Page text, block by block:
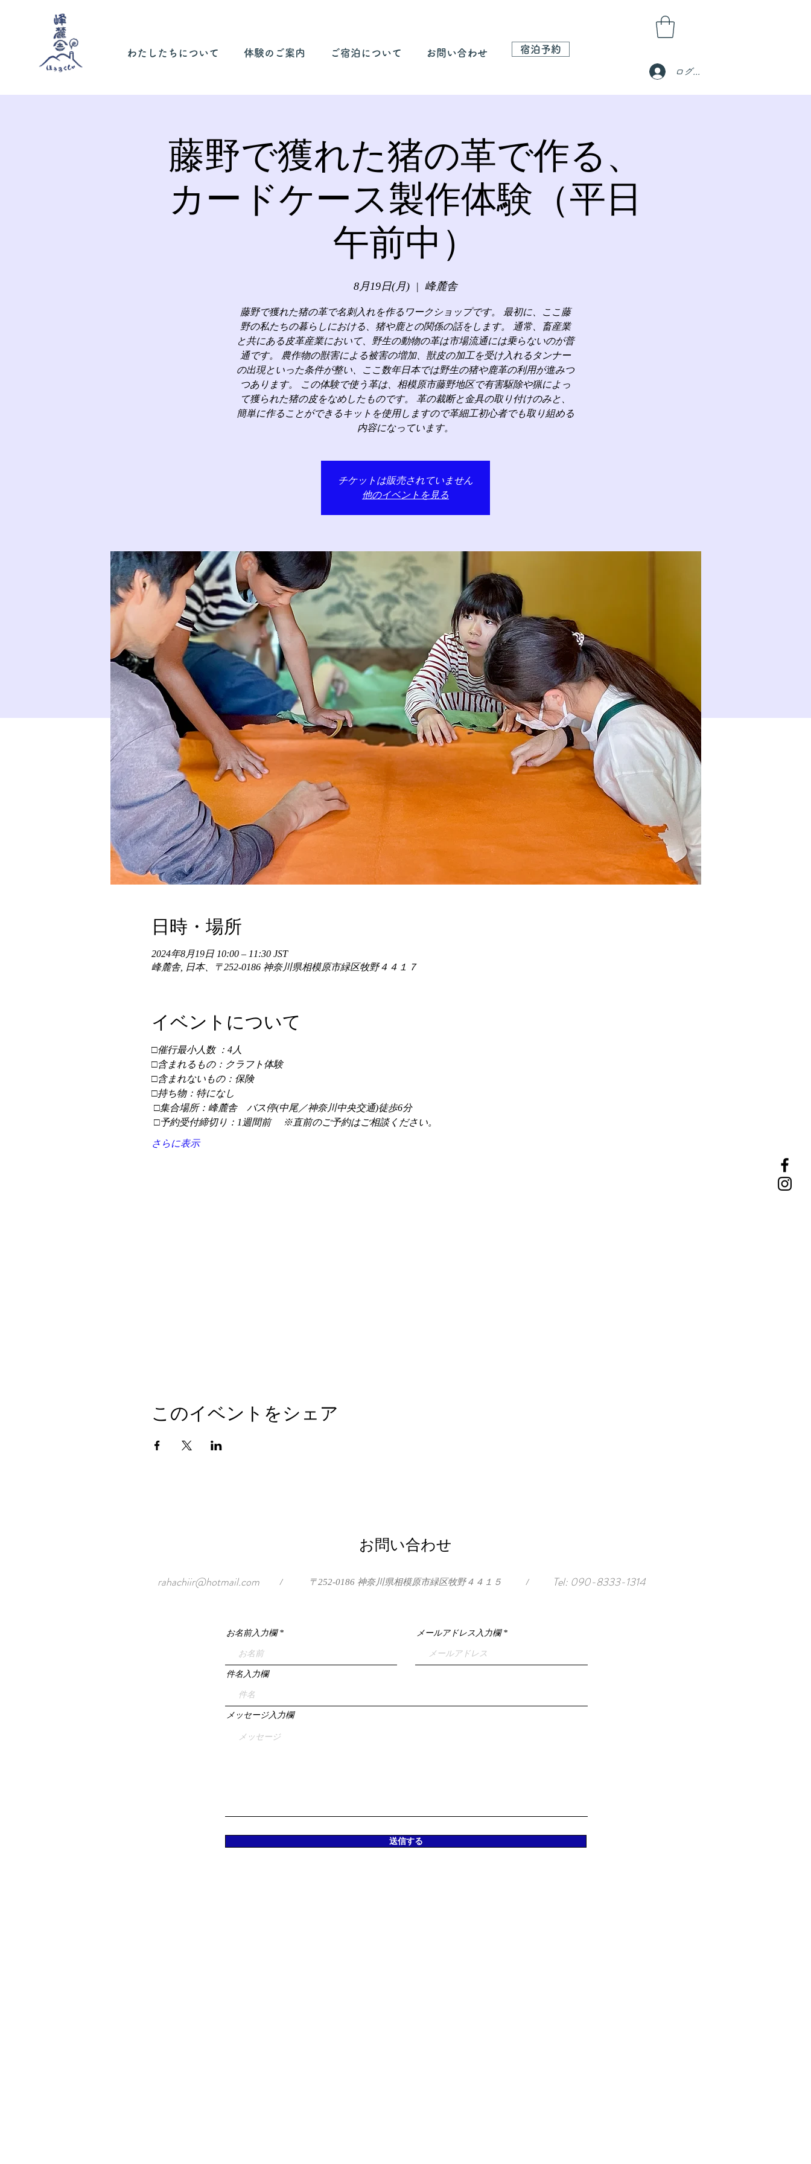
わたしたちについて 体験のご案内 ご宿泊について お問い合わせ 宿泊予約
ログイン
藤野で獲れた猪の革で作る、
カードケース製作体験（平日
午前中）
8月19日(月)
  |
峰麓舎
藤野で獲れた猪の革で名刺入れを作るワークショップです。 最初に、ここ藤
野の私たちの暮らしにおける、猪や鹿との関係の話をします。 通常、畜産業
と共にある皮革産業において、野生の動物の革は市場流通には乗らないのが普
通です。 農作物の獣害による被害の増加、獣皮の加工を受け入れるタンナー
の出現といった条件が整い、ここ数年日本では野生の猪や鹿革の利用が進みつ
つあります。 この体験で使う革は、相模原市藤野地区で有害駆除や猟によっ
て獲られた猪の皮をなめしたものです。 革の裁断と金具の取り付けのみと、
簡単に作ることができるキットを使用しますので革細工初心者でも取り組める
内容になっています。
チケットは販売されていません
他のイベントを見る
日時・場所
2024年8月19日 10:00 – 11:30 JST
峰麓舎, 日本、〒252-0186 神奈川県相模原市緑区牧野４４１７
イベントについて
□催行最小人数 ：4人
□含まれるもの：クラフト体験
□含まれないもの：保険
□持ち物：特になし
□集合場所：峰麓舎　バス停(中尾／神奈川中央交通)徒歩6分
□予約受付締切り：1週間前 　※直前のご予約はご相談ください。
さらに表示
このイベントをシェア
お問い合わせ
rahachiir@hotmail.com / 〒252-0186 神奈川県相模原市緑区牧野４４１５ / Tel: 090-8333-1314
お名前入力欄 メールアドレス入力欄
件名入力欄
メッセージ入力欄
送信する